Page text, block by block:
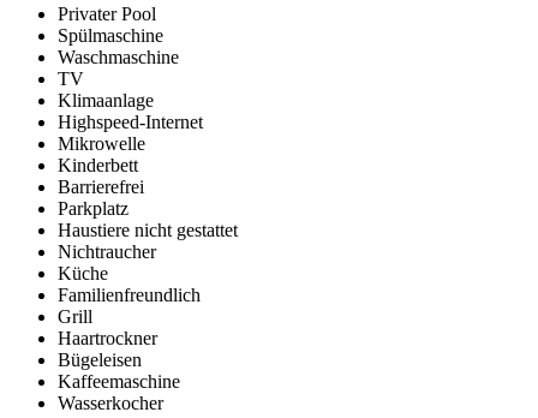
Privater Pool
Spülmaschine
Waschmaschine
TV
Klimaanlage
Highspeed-Internet
Mikrowelle
Kinderbett
Barrierefrei
Parkplatz
Haustiere nicht gestattet
Nichtraucher
Küche
Familienfreundlich
Grill
Haartrockner
Bügeleisen
Kaffeemaschine
Wasserkocher